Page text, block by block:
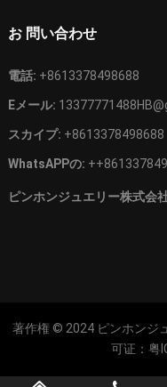
お 問い合わせ
電話: +8613378498688
Eメール:
スカイプ: +8613378498688
WhatsAPPの:
ピンホンジュエリー株式
著作権 © 2024 ピンホンジ
可证： 粤